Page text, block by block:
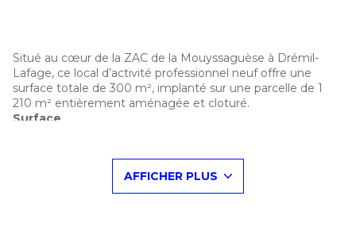
Situé au cœur de la ZAC de la Mouyssaguèse à Drémil-
Lafage, ce local d’activité professionnel neuf offre une
surface totale de 300 m², implanté sur une parcelle de 1
210 m² entièrement aménagée et cloturé.
Surface
- Construction neuve en structure métallique
AFFICHER PLUS